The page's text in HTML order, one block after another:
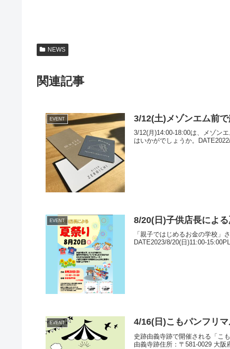
NEWS
関連記事
EVENT 3/12(土)メゾンエム前
3/12(月)14:00-18:00は、メゾン
はいかがでしょうか。
EVENT 8/20(日)子供店長によ
「親子ではじめるお金の学校」
DATE2023/8/20(日)11:00-
EVENT 4/16(日)こもパンフリ
史跡由義寺跡で開催される「こ
由義寺跡住所：〒581-0029 大阪